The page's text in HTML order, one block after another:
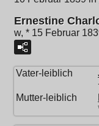
Ernestine
w, * 15 Februar
Vater-leiblich
Mutter-leiblich